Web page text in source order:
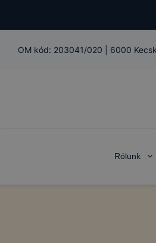
OM kód: 203041/020 6000
Rólunk